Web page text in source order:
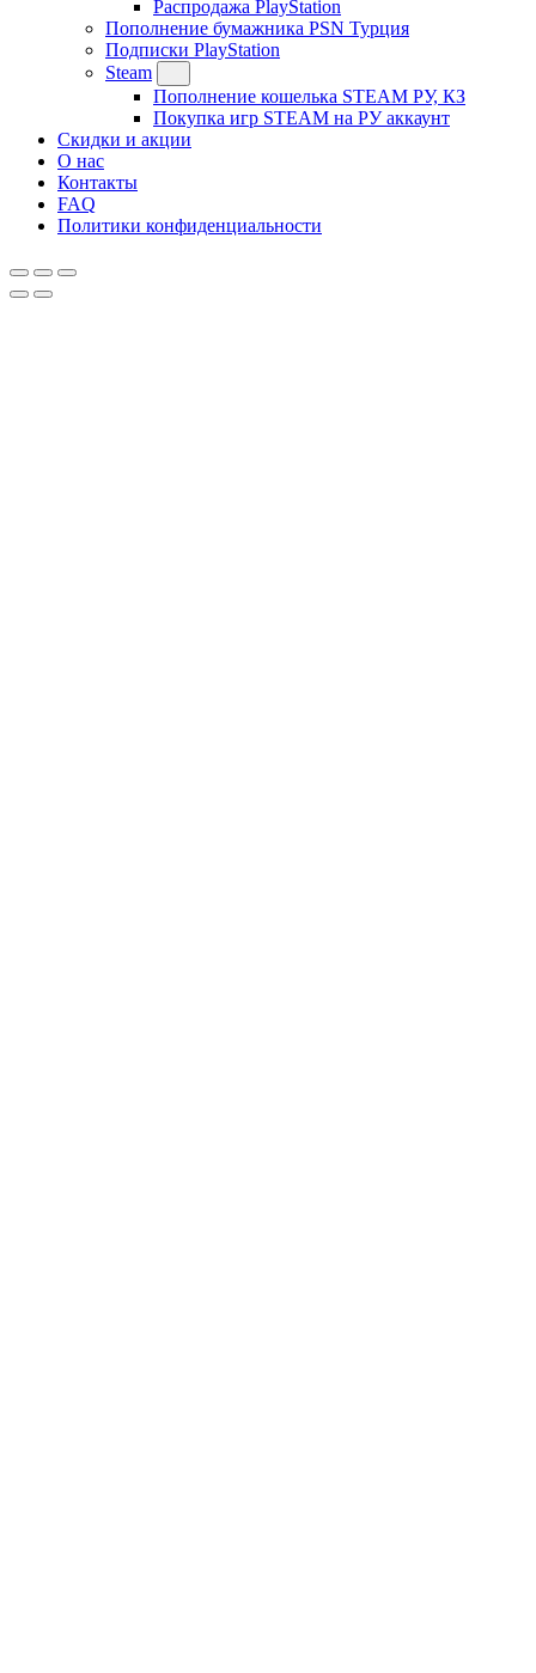
Распродажа PlayStation
Пополнение бумажника PSN Турция
Подписки PlayStation
Steam
Пополнение кошелька STEAM РУ, КЗ
Покупка игр STEAM на РУ аккаунт
Скидки и акции
О нас
Контакты
FAQ
Политики конфиденциальности